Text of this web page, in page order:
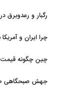
رگبار و رعدوبرق
چرا ایران و
چین چگونه قیمت
جهش صبحگاهی طلای ۱۸ عیار؛ سکه ۱۸۵